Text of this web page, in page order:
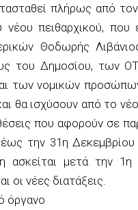
πλήρως από
νέου πειθαρχικού, που
Θοδωρής
του Δημοσίου, των
των νομικών
θα ισχύσουν από το
που αφορούν σε
την 31η Δεκεμβρίου
ασκείται μετά την 1η
οι νέες διατάξεις.
όργανο